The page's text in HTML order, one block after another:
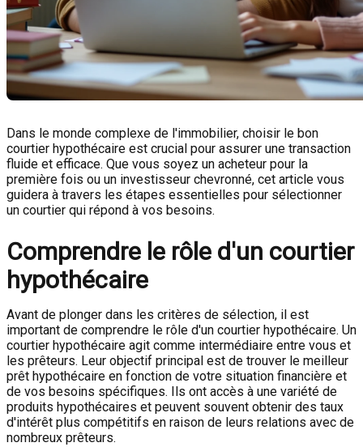
Dans le monde complexe de l'immobilier, choisir le bon
courtier hypothécaire est crucial pour assurer une transaction
fluide et efficace. Que vous soyez un acheteur pour la
première fois ou un investisseur chevronné, cet article vous
guidera à travers les étapes essentielles pour sélectionner
un courtier qui répond à vos besoins.
Comprendre le rôle d'un courtier
hypothécaire
Avant de plonger dans les critères de sélection, il est
important de comprendre le rôle d'un courtier hypothécaire. Un
courtier hypothécaire agit comme intermédiaire entre vous et
les prêteurs. Leur objectif principal est de trouver le meilleur
prêt hypothécaire en fonction de votre situation financière et
de vos besoins spécifiques. Ils ont accès à une variété de
produits hypothécaires et peuvent souvent obtenir des taux
d'intérêt plus compétitifs en raison de leurs relations avec de
nombreux prêteurs.